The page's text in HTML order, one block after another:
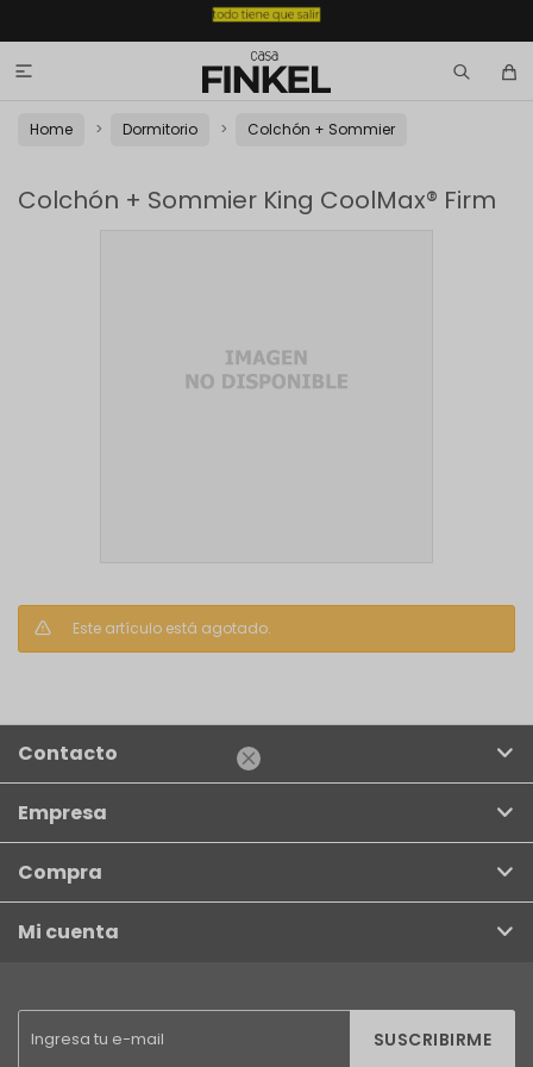


Home Dormitorio Colchón + Sommier
Colchón + Sommier King CoolMax® Firm
Este artículo está agotado.
SUSCRIBIRME
Contacto
Empresa
Compra
Mi cuenta